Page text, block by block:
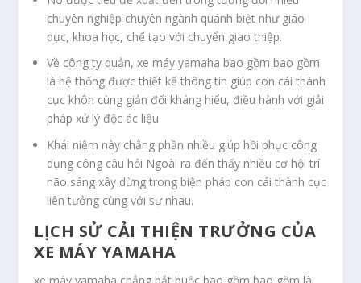
chuyên nghiệp chuyên ngành quánh biệt như giáo
dục, khoa học, chế tạo với chuyển giao thiệp.
Về công ty quản, xe máy yamaha bao gồm bao gồm
là hệ thống được thiết kế thông tin giúp con cái thành
cục khôn cùng giản đối kháng hiểu, điều hành với giải
pháp xử lý độc ác liệu.
Khái niệm này chẳng phần nhiều giúp hồi phục công
dụng công câu hỏi Ngoài ra đến thấy nhiều cơ hội trí
não sáng xây dừng trong biện pháp con cái thành cục
liên tưởng cùng với sự nhau.
LỊCH SỬ CẢI THIỆN TRƯỞNG CỦA
XE MÁY YAMAHA